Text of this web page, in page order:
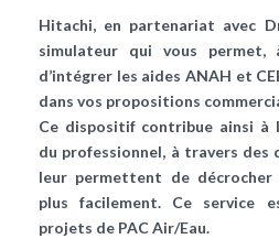
Hitachi, en partenariat avec
simulateur qui vous permet,
d’intégrer les aides ANAH et
dans vos propositions
Ce dispositif contribue ainsi à
du professionnel, à travers
leur permettent de décrocher
plus facilement. Ce service
projets de PAC Air/Eau.